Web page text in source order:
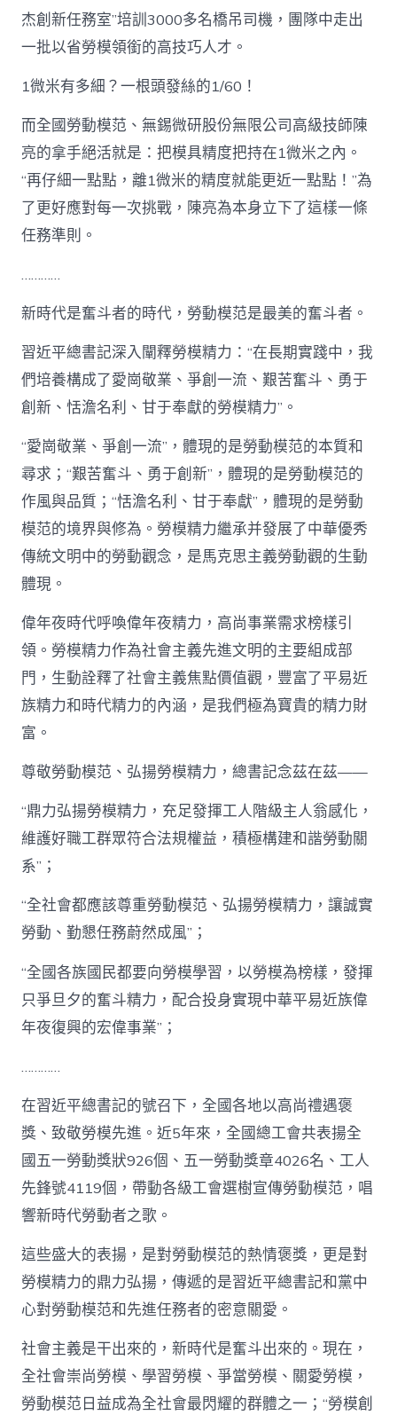
杰創新任務室”培訓3000多名橋吊司機，團隊中走出
一批以省勞模領銜的高技巧人才。
1微米有多細？一根頭發絲的1/60！
而全國勞動模范、無錫微研股份無限公司高級技師陳
亮的拿手絕活就是：把模具精度把持在1微米之內。
“再仔細一點點，離1微米的精度就能更近一點點！”為
了更好應對每一次挑戰，陳亮為本身立下了這樣一條
任務準則。
…………
新時代是奮斗者的時代，勞動模范是最美的奮斗者。
習近平總書記深入闡釋勞模精力：“在長期實踐中，我
們培養構成了愛崗敬業、爭創一流、艱苦奮斗、勇于
創新、恬澹名利、甘于奉獻的勞模精力”。
“愛崗敬業、爭創一流”，體現的是勞動模范的本質和
尋求；“艱苦奮斗、勇于創新”，體現的是勞動模范的
作風與品質；“恬澹名利、甘于奉獻”，體現的是勞動
模范的境界與修為。勞模精力繼承并發展了中華優秀
傳統文明中的勞動觀念，是馬克思主義勞動觀的生動
體現。
偉年夜時代呼喚偉年夜精力，高尚事業需求榜樣引
領。勞模精力作為社會主義先進文明的主要組成部
門，生動詮釋了社會主義焦點價值觀，豐富了平易近
族精力和時代精力的內涵，是我們極為寶貴的精力財
富。
尊敬勞動模范、弘揚勞模精力，總書記念茲在茲——
“鼎力弘揚勞模精力，充足發揮工人階級主人翁感化，
維護好職工群眾符合法規權益，積極構建和諧勞動關
系”；
“全社會都應該尊重勞動模范、弘揚勞模精力，讓誠實
勞動、勤懇任務蔚然成風”；
“全國各族國民都要向勞模學習，以勞模為榜樣，發揮
只爭旦夕的奮斗精力，配合投身實現中華平易近族偉
年夜復興的宏偉事業”；
…………
在習近平總書記的號召下，全國各地以高尚禮遇褒
獎、致敬勞模先進。近5年來，全國總工會共表揚全
國五一勞動獎狀926個、五一勞動獎章4026名、工人
先鋒號4119個，帶動各級工會選樹宣傳勞動模范，唱
響新時代勞動者之歌。
這些盛大的表揚，是對勞動模范的熱情褒獎，更是對
勞模精力的鼎力弘揚，傳遞的是習近平總書記和黨中
心對勞動模范和先進任務者的密意關愛。
社會主義是干出來的，新時代是奮斗出來的。現在，
全社會崇尚勞模、學習勞模、爭當勞模、關愛勞模，
勞動模范日益成為全社會最閃耀的群體之一；“勞模創